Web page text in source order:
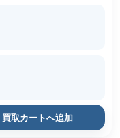
買取カートへ追加